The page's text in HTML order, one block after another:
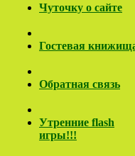
Чуточку о сайте
Гостевая
Обратная связь
Утренние flash
игры!!!